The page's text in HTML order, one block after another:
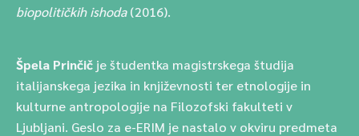
biopolitičkih ishoda(2016).
Špela Prinčič je študentka magistrskega študija
italijanskega jezika in književnosti ter etnologije in
kulturne antropologije na Filozofski fakulteti v
Ljubljani. Geslo za e-ERIM je nastalo v okviru predmeta